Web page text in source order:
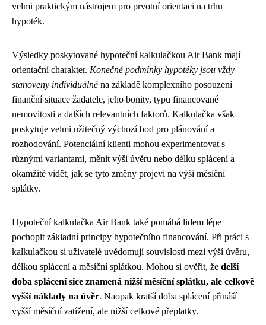
velmi praktickým nástrojem pro prvotní orientaci na trhu
hypoték.
Výsledky poskytované hypoteční kalkulačkou Air Bank mají
orientační charakter. Konečné podmínky hypotéky jsou vždy
stanoveny individuálně na základě komplexního posouzení
finanční situace žadatele, jeho bonity, typu financované
nemovitosti a dalších relevantních faktorů. Kalkulačka však
poskytuje velmi užitečný výchozí bod pro plánování a
rozhodování. Potenciální klienti mohou experimentovat s
různými variantami, měnit výši úvěru nebo délku splácení a
okamžitě vidět, jak se tyto změny projeví na výši měsíční
splátky.
Hypoteční kalkulačka Air Bank také pomáhá lidem lépe
pochopit základní principy hypotečního financování. Při práci s
kalkulačkou si uživatelé uvědomují souvislosti mezi výší úvěru,
délkou splácení a měsíční splátkou. Mohou si ověřit, že delší
doba splácení sice znamená nižší měsíční splátku, ale celkově
vyšší náklady na úvěr. Naopak kratší doba splácení přináší
vyšší měsíční zatížení, ale nižší celkové přeplatky.